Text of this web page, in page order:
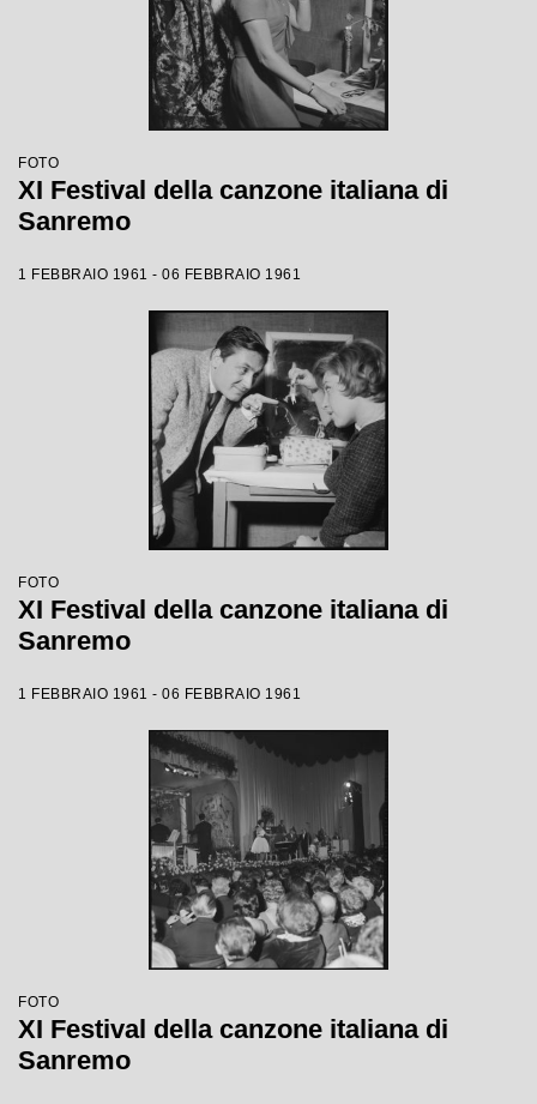
FOTO
XI Festival della canzone italiana di
Sanremo
1 FEBBRAIO 1961 - 06 FEBBRAIO 1961
FOTO
XI Festival della canzone italiana di
Sanremo
1 FEBBRAIO 1961 - 06 FEBBRAIO 1961
FOTO
XI Festival della canzone italiana di
Sanremo